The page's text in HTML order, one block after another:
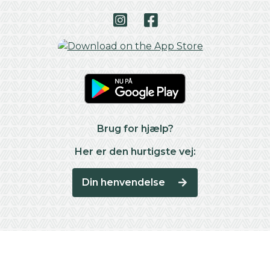
Brug for hjælp?
Her er den hurtigste vej:
Din henvendelse